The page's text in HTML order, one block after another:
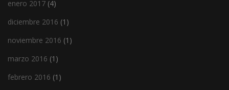
enero 2017 (4)
diciembre 2016 (1)
noviembre 2016 (1)
marzo 2016 (1)
febrero 2016 (1)